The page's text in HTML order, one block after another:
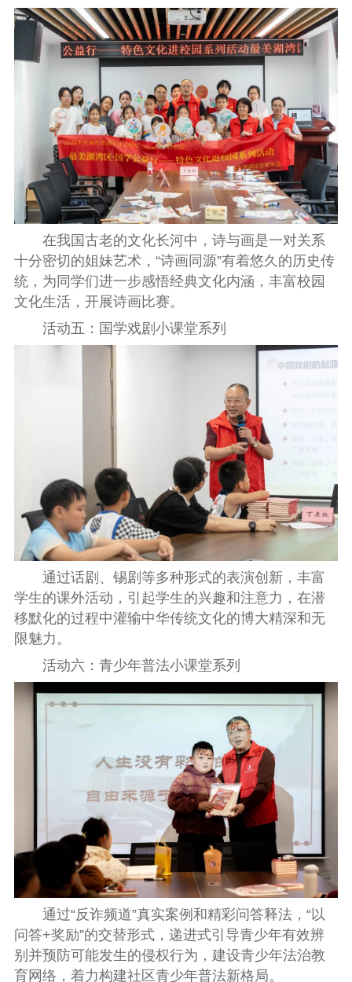
在我国古老的文化长河中，诗与画是一对关系
十分密切的姐妹艺术，“诗画同源”有着悠久的历史传
统，为同学们进一步感悟经典文化内涵，丰富校园
文化生活，开展诗画比赛。
活动五：国学戏剧小课堂系列
通过话剧、锡剧等多种形式的表演创新，丰富
学生的课外活动，引起学生的兴趣和注意力，在潜
移默化的过程中灌输中华传统文化的博大精深和无
限魅力。
活动六：青少年普法小课堂系列
通过“反诈频道”真实案例和精彩问答释法，“以
问答+奖励”的交替形式，递进式引导青少年有效辨
别并预防可能发生的侵权行为，建设青少年法治教
育网络，着力构建社区青少年普法新格局。